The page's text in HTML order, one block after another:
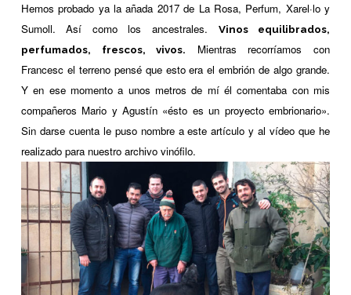
Hemos probado ya la añada 2017 de La Rosa, Perfum, Xarel·lo y
Sumoll. Así como los ancestrales.
Vinos equilibrados,
perfumados, frescos, vivos.
Mientras recorríamos con
Francesc el terreno pensé que esto era el embrión de algo grande.
Y en ese momento a unos metros de mí él comentaba con mis
compañeros Mario y Agustín «ésto es un proyecto embrionario».
Sin darse cuenta le puso nombre a este artículo y al vídeo que he
realizado para nuestro archivo vinófilo.